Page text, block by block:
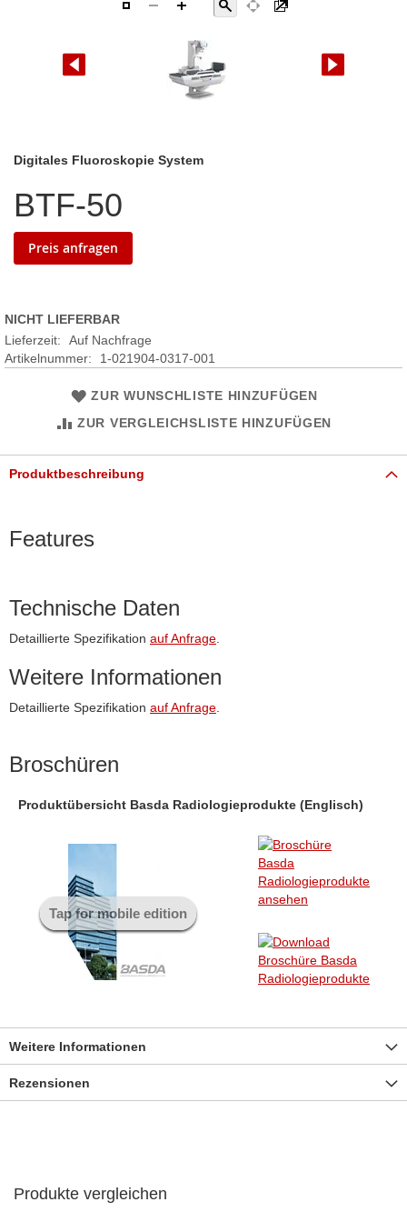
BTF-50
Preis anfragen
NICHT LIEFERBAR
Lieferzeit:
Auf Nachfrage
Artikelnummer
1-021904-0317-001
ZUR WUNSCHLISTE HINZUFÜGEN
ZUR VERGLEICHSLISTE HINZUFÜGEN
Zum
der
Bildgalerie
springen
Digitales Fluoroskopie System
Produktbeschreibung
Features
Technische Daten
Detaillierte Spezifikation auf Anfrage.
Weitere Informationen
Detaillierte Spezifikation auf Anfrage.
Broschüren
Produktübersicht Basda Radiologieprodukte (Englisch)
Tap for mobile edition
Weitere Informationen
Rezensionen
Produkte vergleichen